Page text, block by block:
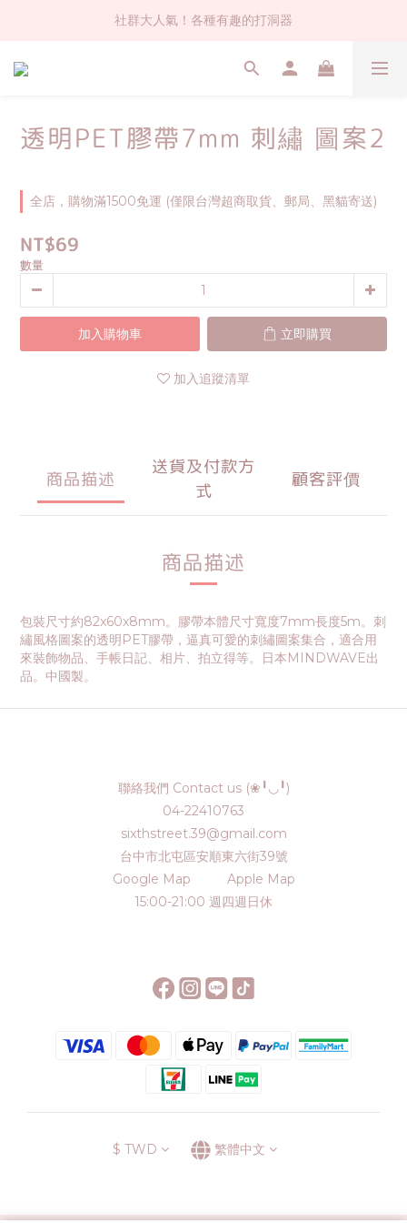
社群大人氣！各種有趣的打洞器
社群大人氣！各種有趣的打洞器
超值$59人氣日本製貼紙！還不買爆
社群大人氣！各種有趣的打洞器
透明PET膠帶7mm 刺繡 圖案2
全店，購物滿1500免運 (僅限台灣超商取貨、郵局、黑貓寄送)
NT$69
數量
加入購物車 立即購買
加入追蹤清單
商品描述
送貨及付款方
式
顧客評價
商品描述
包裝尺寸約82x60x8mm。膠帶本體尺寸寬度7mm長度5m。刺
繡風格圖案的透明PET膠帶，逼真可愛的刺繡圖案集合，適合用
來裝飾物品、手帳日記、相片、拍立得等。日本MINDWAVE出
品。中國製。
聯絡我們 Contact us (❀╹◡╹)
04-22410763
sixthstreet.39@gmail.com
台中市北屯區安順東六街39號
Google Map
Apple Map
15:00-21:00 週四週日休
$ TWD 繁體中文